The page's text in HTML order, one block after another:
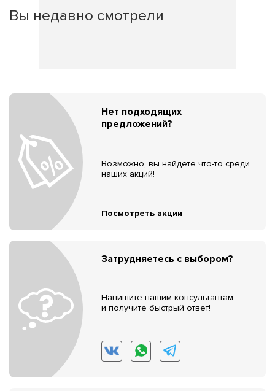
Вы недавно смотрели
Нет подходящих
предложений?
Возможно, вы найдёте что-то среди
наших акций!
Посмотреть акции
Затрудняетесь с выбором?
Напишите нашим консультантам
и получите быстрый ответ!